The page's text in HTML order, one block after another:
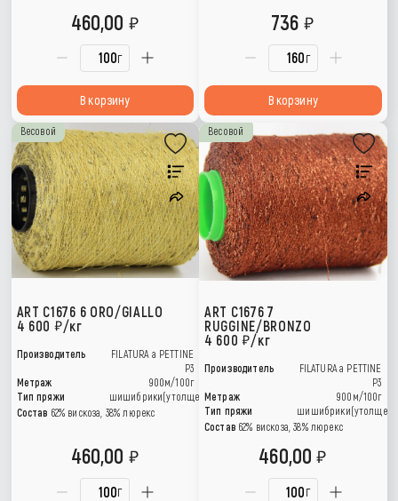
г
460,00
В корзину
г
736
В корзину
Весовой
ART C1676 6 ORO/GIALLO
4 600
/кг
Производитель
FILATURA a PETTINE
P3
Метраж
900м/100г
Тип пряжи
шишибрики(утолщения)
Состав 62% вискоза, 38% люрекс
г
460,00
Весовой
ART C1676 7
RUGGINE/BRONZO
4 600 /кг
Производитель
FILATURA a PETTINE
P3
Метраж
900м/100г
Тип пряжи
Состав 62% вискоза, 38% люрекс
г
460,00